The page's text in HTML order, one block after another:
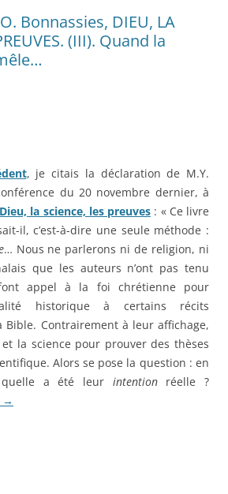
Bonnassies, DIEU, LA
(III). Quand la
, je citais la déclaration de M.Y.
du 20 novembre dernier, à
Dieu, la science, les preuves : « Ce livre
il, c’est-à-dire une seule méthode :
… Nous ne parlerons ni de religion, ni
que les auteurs n’ont pas tenu
font appel à la foi chrétienne pour
historique à certains récits
Bible. Contrairement à leur affichage,
la science pour prouver des thèses
Alors se pose la question : en
a été leur intentionréelle ?
→